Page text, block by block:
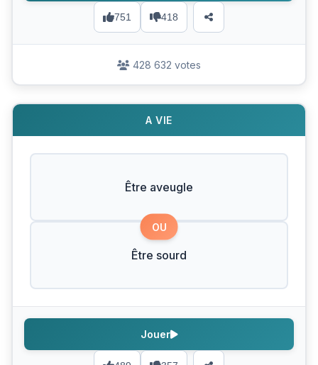
751 418
428 632 votes
A VIE
Être aveugle
OU
Être sourd
Jouer